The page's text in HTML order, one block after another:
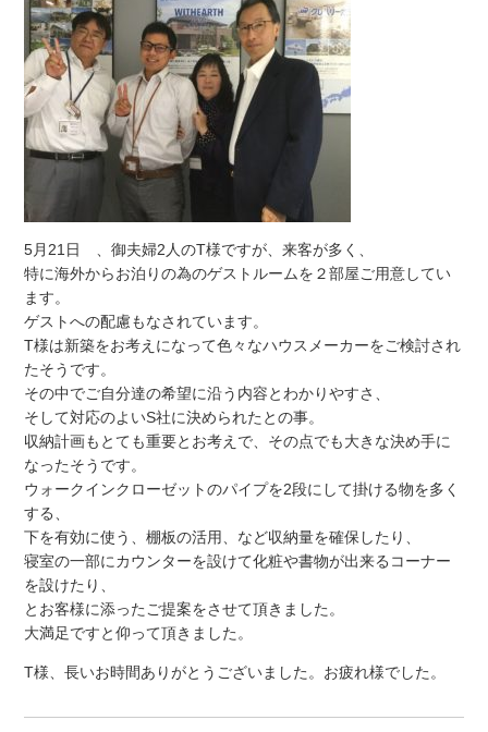
5月21日 、御夫婦2人のT様ですが、来客が多く、
特に海外からお泊りの為のゲストルームを２部屋ご用意してい
ます。
ゲストへの配慮もなされています。
T様は新築をお考えになって色々なハウスメーカーをご検討され
たそうです。
その中でご自分達の希望に沿う内容とわかりやすさ、
そして対応のよいS社に決められたとの事。
収納計画もとても重要とお考えで、その点でも大きな決め手に
なったそうです。
ウォークインクローゼットのパイプを2段にして掛ける物を多く
する、
下を有効に使う、棚板の活用、など収納量を確保したり、
寝室の一部にカウンターを設けて化粧や書物が出来るコーナー
を設けたり、
とお客様に添ったご提案をさせて頂きました。
大満足ですと仰って頂きました。
T様、長いお時間ありがとうございました。お疲れ様でした。